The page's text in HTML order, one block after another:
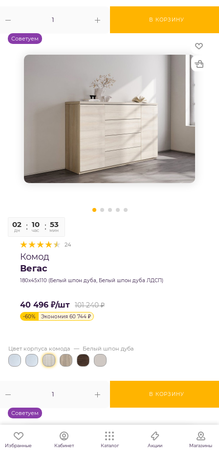
В КОРЗИНУ
Советуем
02
дн
10
час
52
мин
24
Комод
Вегас
180х45х110 (Белый шпон дуба, Белый шпон дуба ЛДСП)
40 496 ₽/шт 101 240₽
-60% Экономия 60 744 ₽
В КОРЗИНУ
Цвет корпуса комода — Белый шпон дуба
Советуем
Избранные Кабинет Каталог Акции Магазины